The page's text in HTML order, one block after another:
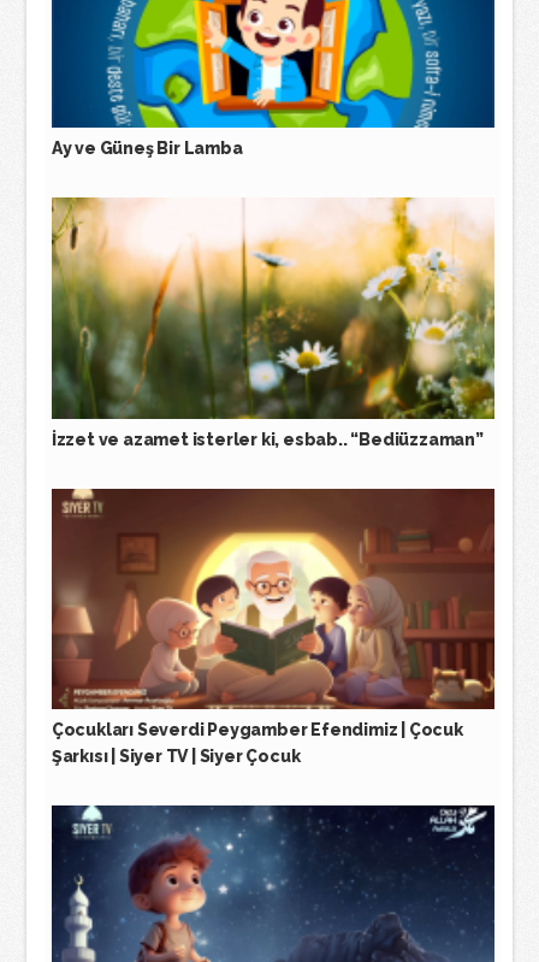
Ay ve Güneş Bir Lamba
İzzet ve azamet isterler ki, esbab.. “Bediüzzaman”
Çocukları Severdi Peygamber Efendimiz | Çocuk
Şarkısı | Siyer TV | Siyer Çocuk